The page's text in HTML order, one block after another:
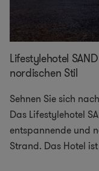
Lifestylehotel
nordischen Stil
Sehnen Sie sich
Das Lifestylehotel
entspannende und
Strand. Das Hotel